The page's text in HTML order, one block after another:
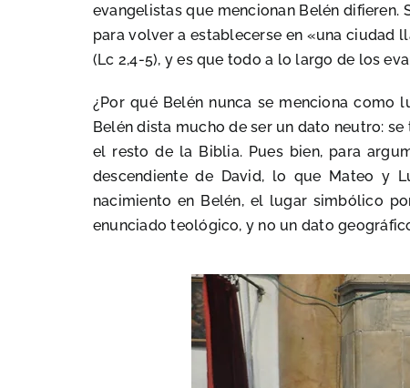
evangelistas que mencionan Belén difieren.
para volver a establecerse en «una ciudad
(Lc 2,4-5), y es que todo a lo largo de los
¿Por qué Belén nunca se menciona como
Belén dista mucho de ser un dato neutro:
el resto de la Biblia. Pues bien, para
descendiente de David, lo que Mateo y
nacimiento en Belén, el lugar simbólico
enunciado teológico, y no un dato